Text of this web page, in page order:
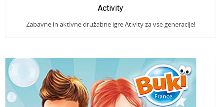
Activity
Zabavne in aktivne družabne igre Ativity za vse generacije!